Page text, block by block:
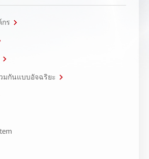
กร
มกันแบบอัจฉริยะ